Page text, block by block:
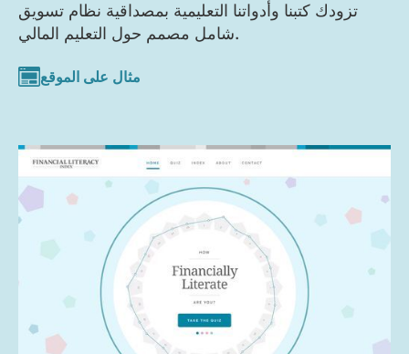
تزودك كتبنا وأدواتنا التعليمية بمصداقية نظام تسويق
شامل مصمم حول التعليم المالي.
مثال على الموقع